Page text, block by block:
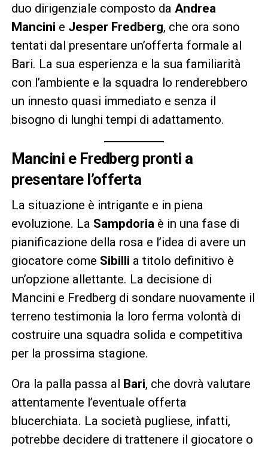
duo dirigenziale composto da Andrea
Mancini e Jesper Fredberg, che ora sono
tentati dal presentare un’offerta formale al
Bari. La sua esperienza e la sua familiarità
con l’ambiente e la squadra lo renderebbero
un innesto quasi immediato e senza il
bisogno di lunghi tempi di adattamento.
Mancini e Fredberg pronti a
presentare l’offerta
La situazione è intrigante e in piena
evoluzione. La Sampdoria è in una fase di
pianificazione della rosa e l’idea di avere un
giocatore come Sibilli a titolo definitivo è
un’opzione allettante. La decisione di
Mancini e Fredberg di sondare nuovamente il
terreno testimonia la loro ferma volontà di
costruire una squadra solida e competitiva
per la prossima stagione.
Ora la palla passa al Bari, che dovrà valutare
attentamente l’eventuale offerta
blucerchiata. La società pugliese, infatti,
potrebbe decidere di trattenere il giocatore o